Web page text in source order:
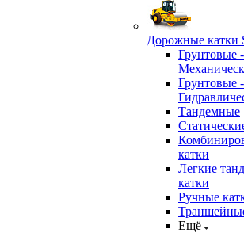
Дорожные катки
Грунтовые -
Грунтовые -
Тандемные
катки
Легкие
катки
Ручные
Ещё